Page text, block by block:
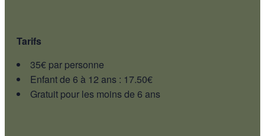
Tarifs
35€ par personne
Enfant de 6 à 12 ans : 17.50€
Gratuit pour les moins de 6 ans